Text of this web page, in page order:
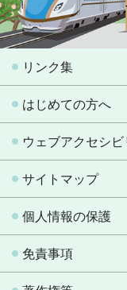
リンク集
はじめての方へ
ウェブアクセシビ
サイトマップ
個人情報の保護
免責事項